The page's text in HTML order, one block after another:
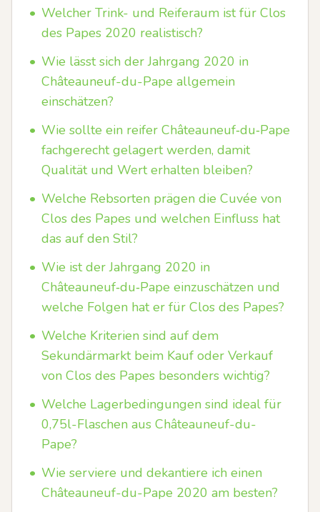
• Welcher Trink- und Reiferaum ist für Clos
des Papes 2020 realistisch?
• Wie lässt sich der Jahrgang 2020 in
Châteauneuf-du-Pape allgemein
einschätzen?
• Wie sollte ein reifer Châteauneuf‑du‑Pape
fachgerecht gelagert werden, damit
Qualität und Wert erhalten bleiben?
• Welche Rebsorten prägen die Cuvée von
Clos des Papes und welchen Einfluss hat
das auf den Stil?
• Wie ist der Jahrgang 2020 in
Châteauneuf‑du‑Pape einzuschätzen und
welche Folgen hat er für Clos des Papes?
• Welche Kriterien sind auf dem
Sekundärmarkt beim Kauf oder Verkauf
von Clos des Papes besonders wichtig?
• Welche Lagerbedingungen sind ideal für
0,75l-Flaschen aus Châteauneuf-du-
Pape?
• Wie serviere und dekantiere ich einen
Châteauneuf-du-Pape 2020 am besten?